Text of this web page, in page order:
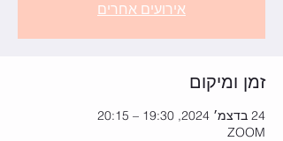
אירועים אחרים
זמן ומיקום
24 בדצמ׳ 2024, 19:30 – 20:15
ZOOM